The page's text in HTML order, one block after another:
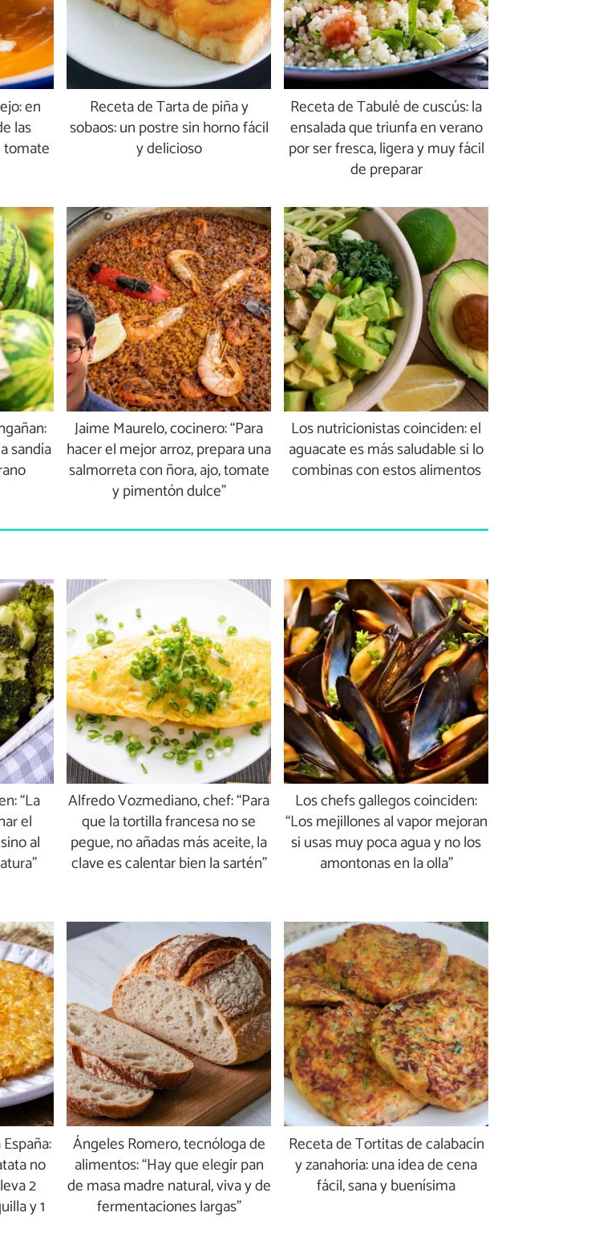
en
las
tomate
Receta de Tarta de piña y
sobaos: un postre sin horno fácil
y delicioso
Receta de Tabulé de cuscús: la
ensalada que triunfa en verano
por ser fresca, ligera y muy fácil
de preparar
sandía
Jaime Maurelo, cocinero: “Para
hacer el mejor arroz, prepara una
salmorreta con ñora, ajo, tomate
y pimentón dulce”
Los nutricionistas coinciden: el
aguacate es más saludable si lo
combinas con estos alimentos
“La
el
al
Alfredo Vozmediano, chef: “Para
que la tortilla francesa no se
pegue, no añadas más aceite, la
clave es calentar bien la sartén”
Los chefs gallegos coinciden:
“Los mejillones al vapor mejoran
si usas muy poca agua y no los
amontonas en la olla”
no
2
y 1
Ángeles Romero, tecnóloga de
alimentos: “Hay que elegir pan
de masa madre natural, viva y de
fermentaciones largas”
Receta de Tortitas de calabacín
y zanahoria: una idea de cena
fácil, sana y buenísima